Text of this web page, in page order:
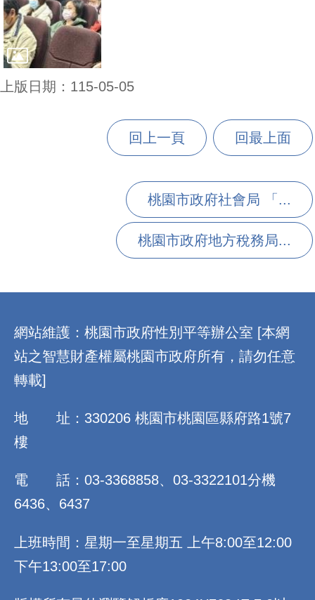
上版日期：115-05-05
回上一頁 回最上面
桃園市政府社會局 「...
桃園市政府地方稅務局...
網站維護：桃園市政府性別平等辦公室 [本網
站之智慧財產權屬桃園市政府所有，請勿任意
轉載]
地 址：330206 桃園市桃園區縣府路1號7
樓
電 話：03-3368858、03-3322101分機
6436、6437
上班時間：星期一至星期五 上午8:00至12:00
下午13:00至17:00